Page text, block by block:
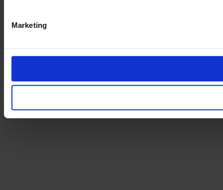
Marketing